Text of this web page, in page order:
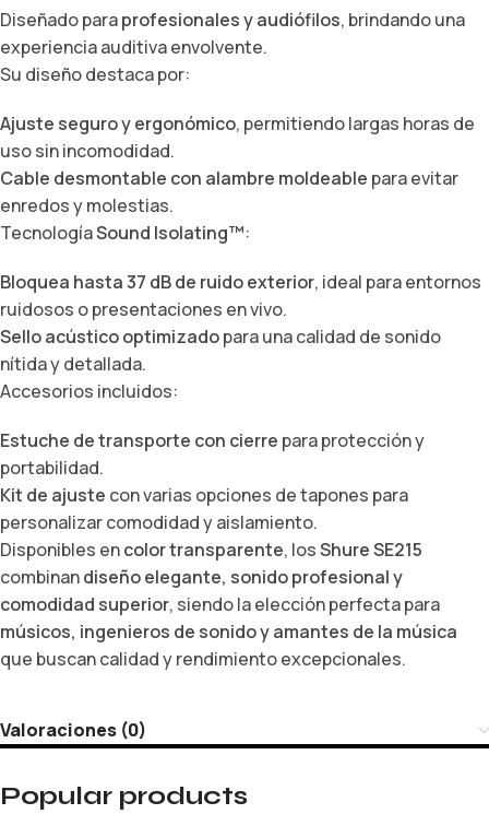
Diseñado paraprofesionales y audiófilos, brindando una
experiencia auditiva envolvente.
Su diseño destaca por:
Ajuste seguro y ergonómico, permitiendo largas horas de
uso sin incomodidad.
Cable desmontable con alambre moldeable para evitar
enredos y molestias.
TecnologíaSound Isolating™:
Bloquea hasta 37 dB de ruido exterior, ideal para entornos
ruidosos o presentaciones en vivo.
Sello acústico optimizadopara una calidad de sonido
nítida y detallada.
Accesorios incluidos:
Estuche de transporte con cierre para protección y
portabilidad.
Kit de ajuste con varias opciones de tapones para
personalizar comodidad y aislamiento.
Disponibles encolor transparente, losShure SE215
combinandiseño elegante, sonido profesional y
comodidad superior, siendo la elección perfecta para
músicos, ingenieros de sonido y amantes de la música
que buscan calidad y rendimiento excepcionales.
Valoraciones (0)
Popular products